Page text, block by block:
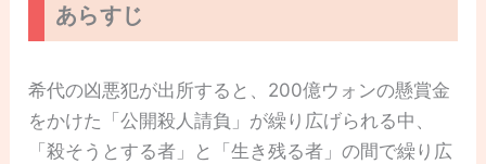
あらすじ
希代の凶悪犯が出所すると、200億ウォンの懸賞金
をかけた「公開殺人請負」が繰り広げられる中、
「殺そうとする者」と「生き残る者」の間で繰り広